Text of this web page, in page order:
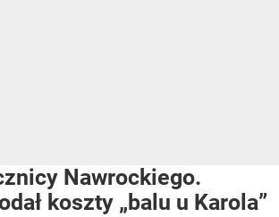
Nawrockiego.
koszty „balu u Karola”